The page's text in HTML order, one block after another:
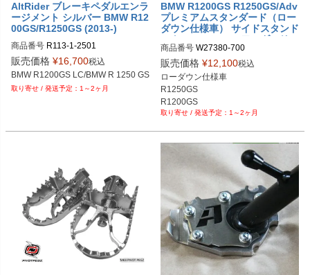
AltRider ブレーキペダルエンラ
ージメント シルバー BMW R12
00GS/R1250GS (2013-)
商品番号 R113-1-2501
販売価格 ¥16,700税込
BMW R1200GS LC/BMW R 1250 GS
1～2ヶ月
BMW R1200GS R1250GS/Adv
プレミアムスタンダード（ロー
ダウン仕様車） サイドスタンド
エクステンション ワンダーリッ
ヒ
商品番号 W27380-700
販売価格 ¥12,100税込
ローダウン仕様車
R1250GS
R1200GS
1～2ヶ月